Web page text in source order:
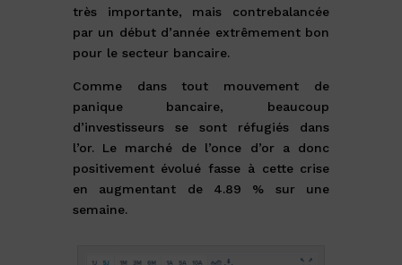
très importante, mais contrebalancée
par un début d’année extrêmement bon
pour le secteur bancaire.
Comme dans tout mouvement de
panique bancaire, beaucoup
d’investisseurs se sont réfugiés dans
l’or. Le marché de l’once d’or a donc
positivement évolué fasse à cette crise
en augmentant de 4.89 % sur une
semaine.